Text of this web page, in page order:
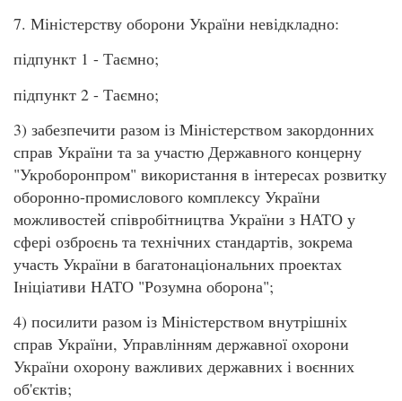
7. Міністерству оборони України невідкладно:
підпункт 1 - Таємно;
підпункт 2 - Таємно;
3) забезпечити разом із Міністерством закордонних
справ України та за участю Державного концерну
"Укроборонпром" використання в інтересах розвитку
оборонно-промислового комплексу України
можливостей співробітництва України з НАТО у
сфері озброєнь та технічних стандартів, зокрема
участь України в багатонаціональних проектах
Ініціативи НАТО "Розумна оборона";
4) посилити разом із Міністерством внутрішніх
справ України, Управлінням державної охорони
України охорону важливих державних і воєнних
об'єктів;